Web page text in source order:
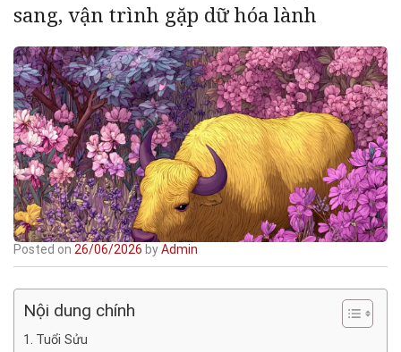
sang, vận trình gặp dữ hóa lành
Posted on 26/06/2026 byAdmin
Nội dung chính
Tuổi Sửu